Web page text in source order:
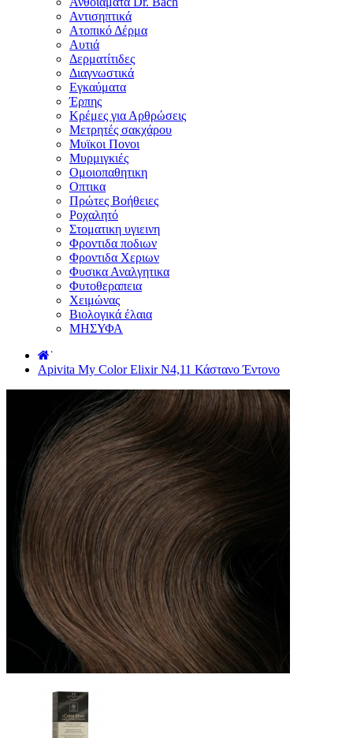
Αντισηπτικά
Ατοπικό Δέρμα
Αυτιά
Δερματίτιδες
Διαγνωστικά
Εγκαύματα
Έρπης
Κρέμες για Αρθρώσεις
Μετρητές σακχάρου
Μυϊκοι Πονοι
Μυρμιγκιές
Ομοιοπαθητικη
Οπτικα
Πρώτες Βοήθειες
Ροχαλητό
Στοματικη υγιεινη
Φροντιδα ποδιων
Φροντιδα Χεριων
Φυσικα Αναλγητικα
Φυτοθεραπεια
Χειμώνας
Βιολογικά έλαια
ΜΗΣΥΦΑ
˙
Apivita My Color Elixir N4,11 Κάστανο Έντονο